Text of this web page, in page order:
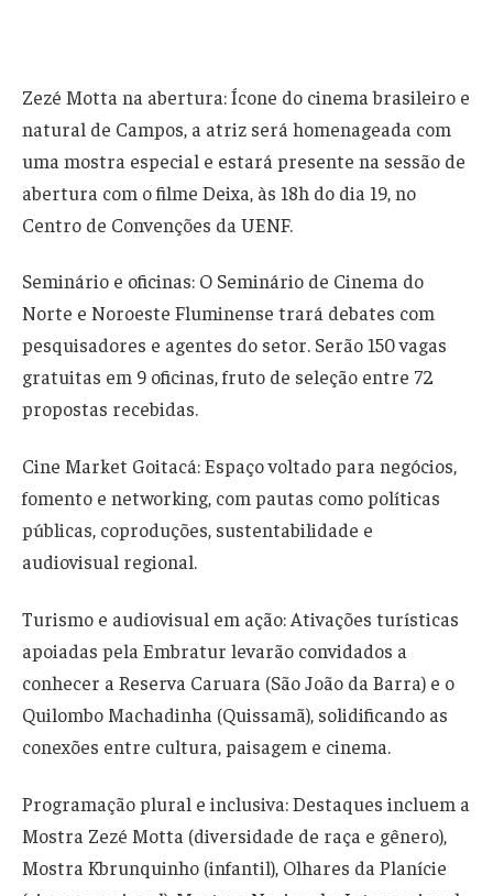
Zezé Motta na abertura: Ícone do cinema brasileiro e
natural de Campos, a atriz será homenageada com
uma mostra especial e estará presente na sessão de
abertura com o filme Deixa, às 18h do dia 19, no
Centro de Convenções da UENF.
Seminário e oficinas: O Seminário de Cinema do
Norte e Noroeste Fluminense trará debates com
pesquisadores e agentes do setor. Serão 150 vagas
gratuitas em 9 oficinas, fruto de seleção entre 72
propostas recebidas.
Cine Market Goitacá: Espaço voltado para negócios,
fomento e networking, com pautas como políticas
públicas, coproduções, sustentabilidade e
audiovisual regional.
Turismo e audiovisual em ação: Ativações turísticas
apoiadas pela Embratur levarão convidados a
conhecer a Reserva Caruara (São João da Barra) e o
Quilombo Machadinha (Quissamã), solidificando as
conexões entre cultura, paisagem e cinema.
Programação plural e inclusiva: Destaques incluem a
Mostra Zezé Motta (diversidade de raça e gênero),
Mostra Kbrunquinho (infantil), Olhares da Planície